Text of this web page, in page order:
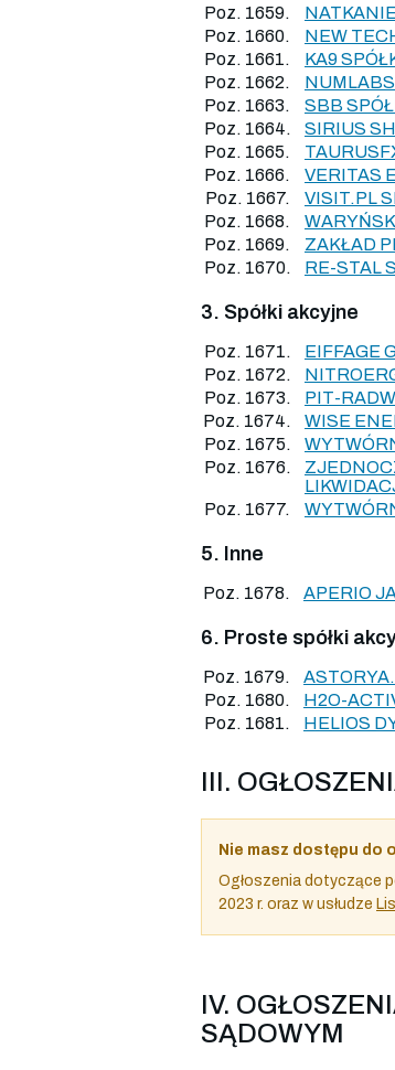
Poz. 1659.
Poz. 1660.
NEW
Poz. 1661.
KA9
Poz. 1662.
Poz. 1663.
SBB
Poz. 1664.
SIRIUS
Poz. 1665.
Poz. 1666.
VERITAS
Poz. 1667.
VISIT.PL
Poz. 1668.
Poz. 1669.
ZAKŁAD
Poz. 1670.
RE-STAL
3. Spółki akcyjne
Poz. 1671.
EIFFAGE
Poz. 1672.
Poz. 1673.
PIT-
Poz. 1674.
WISE
Poz. 1675.
Poz. 1676.
Poz. 1677.
5. Inne
Poz. 1678. APERIO
6. Proste spółki
Poz. 1679.
Poz. 1680.
H2O-
Poz. 1681.
HELIOS
III.
Nie masz dostępu do
Ogłoszenia dotyczące
2023 r. oraz w usłudze
IV.
SĄDOWYM